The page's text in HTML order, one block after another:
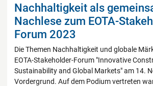
Nachhaltigkeit als
Nachlese zum EOTA-
Forum 2023
Die Themen Nachhaltigkeit und globale
EOTA-Stakeholder-Forum "Innovative
Sustainability and Global Markets" am 14.
Vordergrund. Auf dem Podium vertreten